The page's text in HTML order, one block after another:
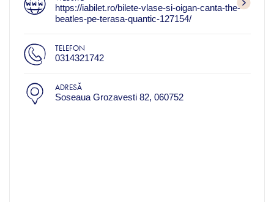
https://iabilet.ro/bilete-vlase-si-oigan-canta-the-
beatles-pe-terasa-quantic-127154/
TELEFON
0314321742
ADRESĂ
Soseaua Grozavesti 82, 060752